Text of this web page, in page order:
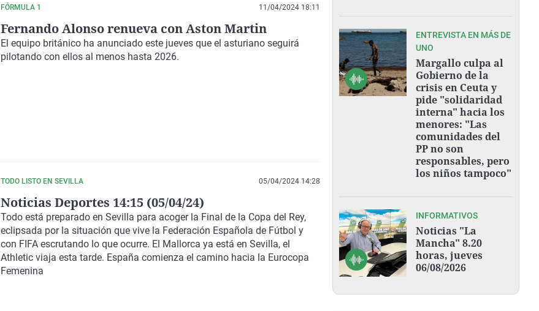
FÓRMULA 1 11/04/2024 18:11
Fernando Alonso renueva con Aston Martin
El equipo británico ha anunciado este jueves que el asturiano seguirá
pilotando con ellos al menos hasta 2026.
TODO LISTO EN SEVILLA 05/04/2024 14:28
Noticias Deportes 14:15 (05/04/24)
Todo está preparado en Sevilla para acoger la Final de la Copa del Rey,
eclipsada por la situación que vive la Federación Española de Fútbol y
con FIFA escrutando lo que ocurre. El Mallorca ya está en Sevilla, el
Athletic viaja esta tarde. España comienza el camino hacia la Eurocopa
Femenina
ENTREVISTA EN MÁS DE
UNO
Margallo culpa al
Gobierno de la
crisis en Ceuta y
pide "solidaridad
interna" hacia los
menores: "Las
comunidades del
PP no son
responsables, pero
los niños tampoco"
INFORMATIVOS
Noticias "La
Mancha" 8.20
horas, jueves
06/08/2026